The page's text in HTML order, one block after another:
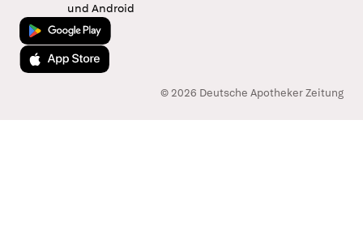
und Android
Jetzt bei Google Play
Laden im App Store
© 2026 Deutsche Apotheker Zeitung